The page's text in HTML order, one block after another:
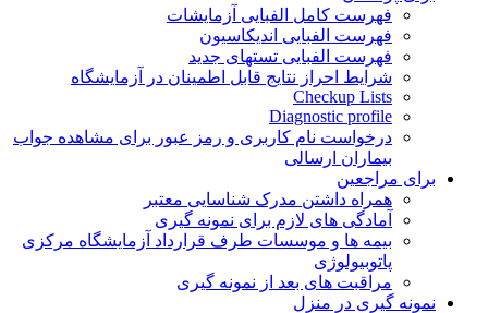
فهرست کامل الفبایی آزمایشات
فهرست الفبایی اندیکاسیون
فهرست الفبایی تستهای جدید
شرایط احراز نتایج قابل اطمینان در آزمایشگاه
Checkup Lists
Diagnostic profile
درخواست نام کاربری و رمز عبور برای مشاهده جواب
بیماران ارسالی
برای مراجعین
همراه داشتن مدرک شناسایی معتبر
آمادگی های لازم برای نمونه گیری
بیمه ها و موسسات طرف قرارداد آزمایشگاه مرکزی
پاتوبیولوژی
مراقبت های بعد از نمونه گیری
نمونه گیری در منزل